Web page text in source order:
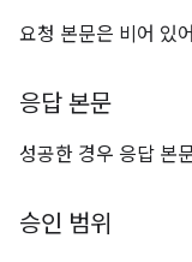
요청 본문은 비어 있
응답 본문
성공한 경우 응답 본
승인 범위